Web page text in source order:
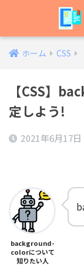
ホーム CSS
【CSS】
定しよう!
2021年6月17日
background-
colorについて
知りたい人